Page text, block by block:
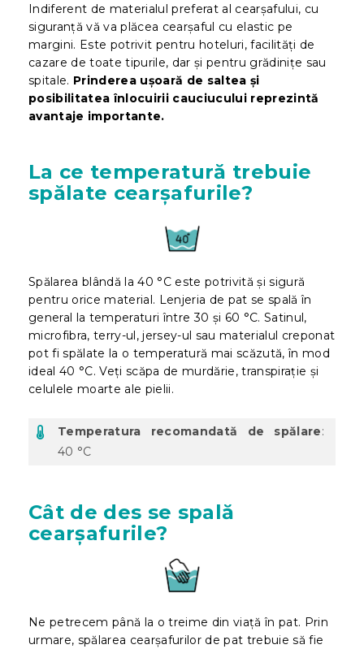
Indiferent de materialul preferat al cearșafului, cu
siguranță vă va plăcea cearșaful cu elastic pe
margini. Este potrivit pentru hoteluri, facilități de
cazare de toate tipurile, dar și pentru grădinițe sau
spitale. Prinderea ușoară de saltea și
posibilitatea înlocuirii cauciucului reprezintă
avantaje importante.
La ce temperatură trebuie
spălate cearșafurile?
Spălarea blândă la 40 °C este potrivită și sigură
pentru orice material. Lenjeria de pat se spală în
general la temperaturi între 30 și 60 °C. Satinul,
microfibra, terry-ul, jersey-ul sau materialul creponat
pot fi spălate la o temperatură mai scăzută, în mod
ideal 40 °C. Veți scăpa de murdărie, transpirație și
celulele moarte ale pielii.
Temperatura recomandată de spălare:
40 °C
Cât de des se spală
cearșafurile?
Ne petrecem până la o treime din viață în pat. Prin
urmare, spălarea cearșafurilor de pat trebuie să fie